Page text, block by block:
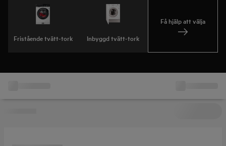
Fristående tvätt-tork Inbyggd tvätt-tork
Få hjälp att välja